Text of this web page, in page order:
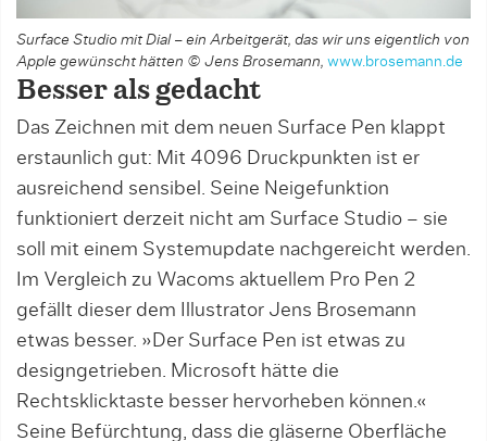
Surface Studio mit Dial – ein Arbeitgerät, das wir uns eigentlich von
Apple gewünscht hätten © Jens Brosemann, www.brosemann.de
Besser als gedacht
Das Zeichnen mit dem neuen Surface Pen klappt
erstaunlich gut: Mit 4096 Druckpunkten ist er
ausreichend sensibel. Seine Neigefunktion
funktioniert derzeit nicht am Surface Studio – sie
soll mit einem Systemupdate nachgereicht werden.
Im Vergleich zu Wacoms aktuellem Pro Pen 2
gefällt dieser dem Illustrator Jens Brosemann
etwas besser. »Der Surface Pen ist etwas zu
designgetrieben. Microsoft hätte die
Rechtsklicktaste besser hervorheben können.«
Seine Befürchtung, dass die gläserne Oberfläche